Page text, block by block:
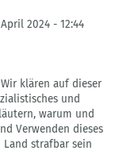
2024 - 12:44
klären auf dieser
und
warum und
Verwenden dieses
strafbar sein